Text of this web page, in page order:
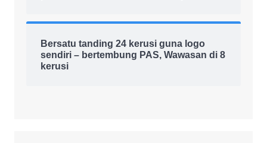
Bersatu tanding 24 kerusi guna logo
sendiri – bertembung PAS, Wawasan di 8
kerusi